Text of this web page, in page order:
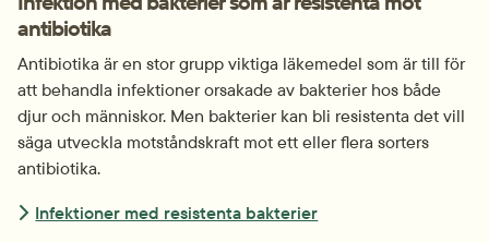
antibiotika
Antibiotika är en stor grupp viktiga läkemedel som är till för
att behandla infektioner orsakade av bakterier hos både
djur och människor. Men bakterier kan bli resistenta det vill
säga utveckla motståndskraft mot ett eller flera sorters
antibiotika.
Infektioner med resistenta bakterier